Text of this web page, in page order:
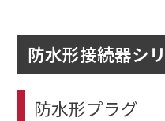
防水形接続器シ
防水形プラグ